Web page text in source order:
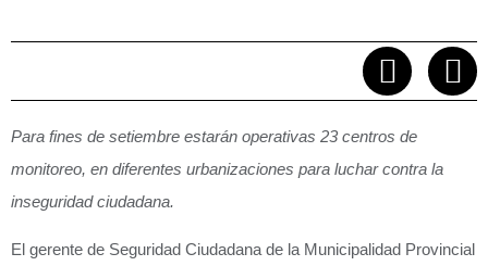
Para fines de setiembre estarán operativas 23 centros de
monitoreo, en diferentes urbanizaciones para luchar contra la
inseguridad ciudadana.
El gerente de Seguridad Ciudadana de la Municipalidad Provincial